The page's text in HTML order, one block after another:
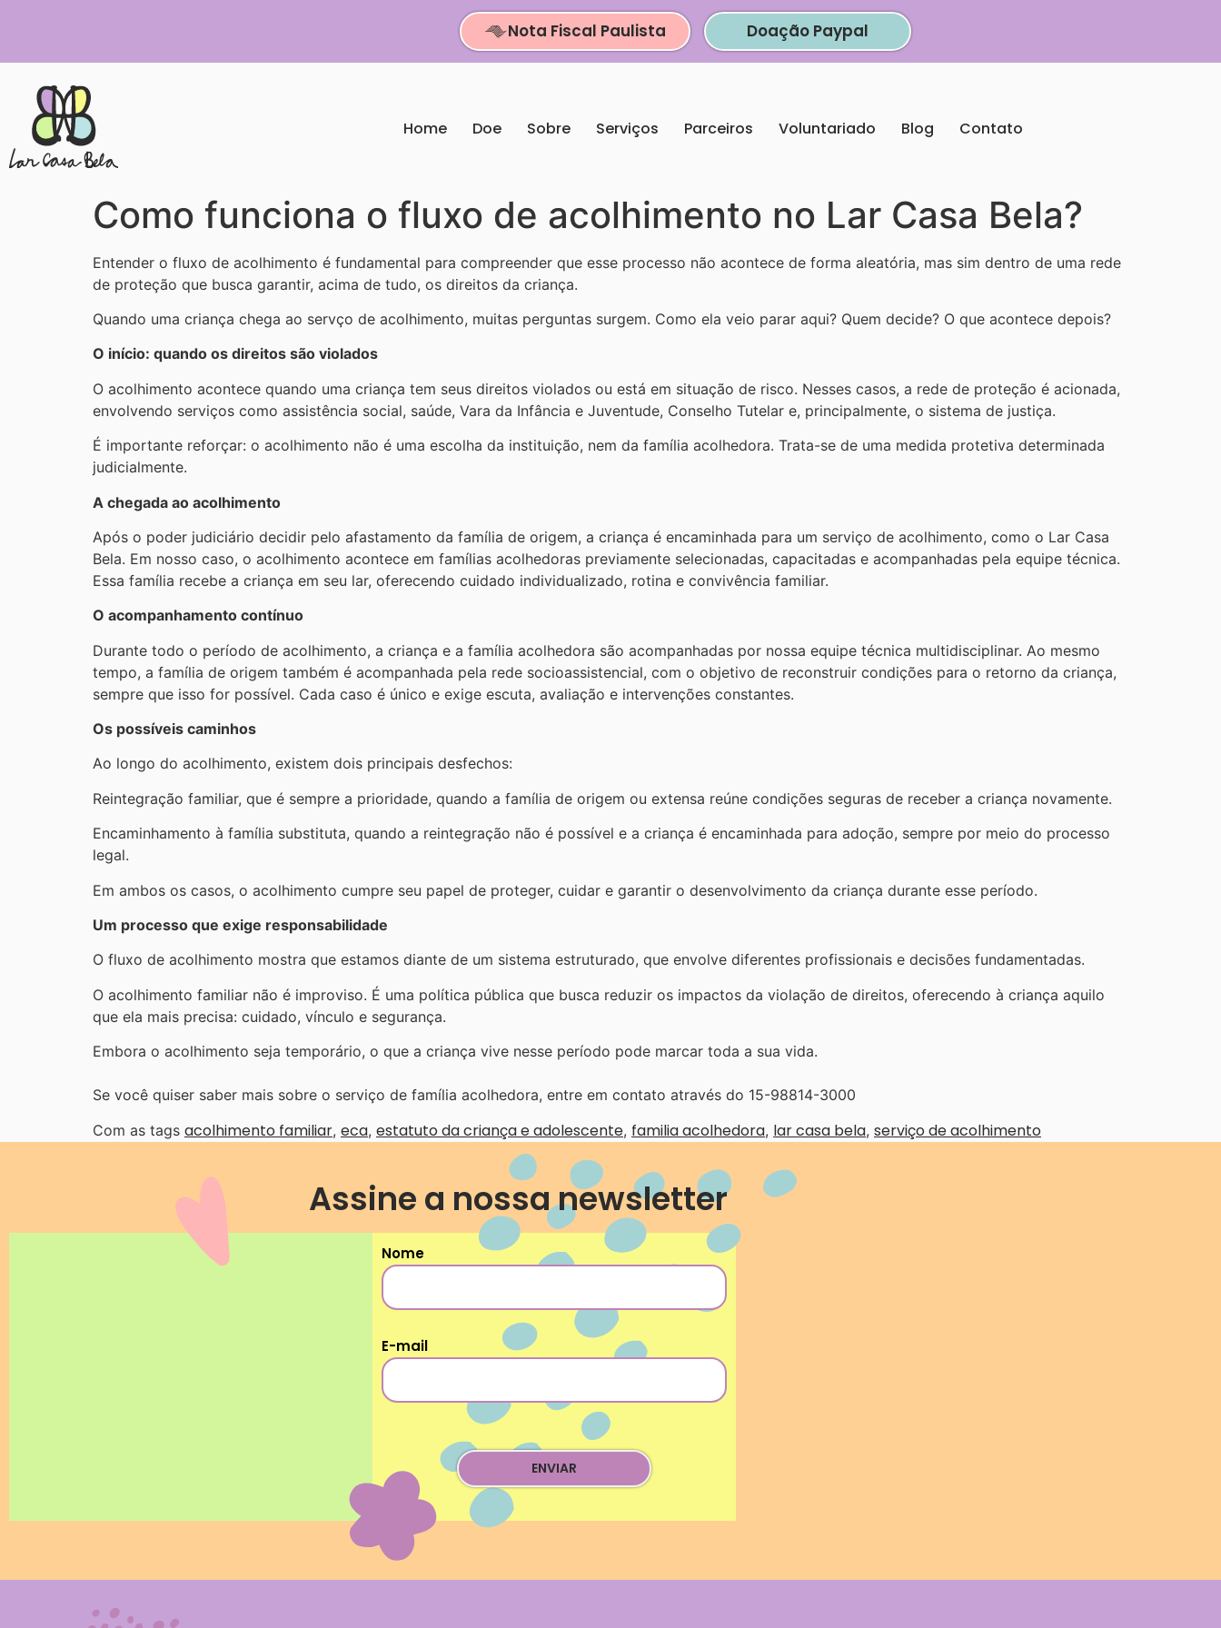
Nota Fiscal Paulista Doação Paypal
Home Doe Sobre Serviços Parceiros Voluntariado Blog Contato
Como funciona o fluxo de acolhimento no Lar Casa Bela?
Entender o fluxo de acolhimento é fundamental para compreender que esse processo não acontece de forma aleatória, mas sim dentro de uma rede
de proteção que busca garantir, acima de tudo, os direitos da criança.
Quando uma criança chega ao servço de acolhimento, muitas perguntas surgem. Como ela veio parar aqui? Quem decide? O que acontece depois?
O início: quando os direitos são violados
O acolhimento acontece quando uma criança tem seus direitos violados ou está em situação de risco. Nesses casos, a rede de proteção é acionada,
envolvendo serviços como assistência social, saúde, Vara da Infância e Juventude, Conselho Tutelar e, principalmente, o sistema de justiça.
É importante reforçar: o acolhimento não é uma escolha da instituição, nem da família acolhedora. Trata-se de uma medida protetiva determinada
judicialmente.
A chegada ao acolhimento
Após o poder judiciário decidir pelo afastamento da família de origem, a criança é encaminhada para um serviço de acolhimento, como o Lar Casa
Bela. Em nosso caso, o acolhimento acontece em famílias acolhedoras previamente selecionadas, capacitadas e acompanhadas pela equipe técnica.
Essa família recebe a criança em seu lar, oferecendo cuidado individualizado, rotina e convivência familiar.
O acompanhamento contínuo
Durante todo o período de acolhimento, a criança e a família acolhedora são acompanhadas por nossa equipe técnica multidisciplinar. Ao mesmo
tempo, a família de origem também é acompanhada pela rede socioassistencial, com o objetivo de reconstruir condições para o retorno da criança,
sempre que isso for possível. Cada caso é único e exige escuta, avaliação e intervenções constantes.
Os possíveis caminhos
Ao longo do acolhimento, existem dois principais desfechos:
Reintegração familiar, que é sempre a prioridade, quando a família de origem ou extensa reúne condições seguras de receber a criança novamente.
Encaminhamento à família substituta, quando a reintegração não é possível e a criança é encaminhada para adoção, sempre por meio do processo
legal.
Em ambos os casos, o acolhimento cumpre seu papel de proteger, cuidar e garantir o desenvolvimento da criança durante esse período.
Um processo que exige responsabilidade
O fluxo de acolhimento mostra que estamos diante de um sistema estruturado, que envolve diferentes profissionais e decisões fundamentadas.
O acolhimento familiar não é improviso. É uma política pública que busca reduzir os impactos da violação de direitos, oferecendo à criança aquilo
que ela mais precisa: cuidado, vínculo e segurança.
Embora o acolhimento seja temporário, o que a criança vive nesse período pode marcar toda a sua vida.
Se você quiser saber mais sobre o serviço de família acolhedora, entre em contato através do 15-98814-3000
Com as tags acolhimento familiar, eca, estatuto da criança e adolescente, familia acolhedora, lar casa bela, serviço de acolhimento
Assine a nossa newsletter
Nome
E-mail